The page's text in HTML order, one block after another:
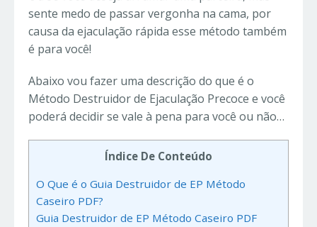
sente medo de passar vergonha na cama, por
causa da ejaculação rápida esse método também
é para você!
Abaixo vou fazer uma descrição do que é o
Método Destruidor de Ejaculação Precoce e você
poderá decidir se vale à pena para você ou não…
Índice De Conteúdo
O Que é o Guia Destruidor de EP Método
Caseiro PDF?
Guia Destruidor de EP Método Caseiro PDF